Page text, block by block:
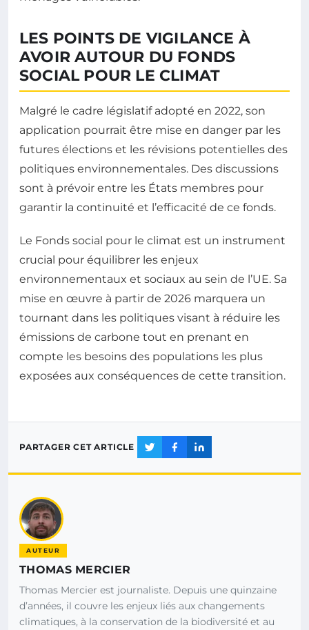
LES POINTS DE VIGILANCE À
AVOIR AUTOUR DU FONDS
SOCIAL POUR LE CLIMAT
Malgré le cadre législatif adopté en 2022, son
application pourrait être mise en danger par les
futures élections et les révisions potentielles des
politiques environnementales. Des discussions
sont à prévoir entre les États membres pour
garantir la continuité et l’efficacité de ce fonds.
Le Fonds social pour le climat est un instrument
crucial pour équilibrer les enjeux
environnementaux et sociaux au sein de l’UE. Sa
mise en œuvre à partir de 2026 marquera un
tournant dans les politiques visant à réduire les
émissions de carbone tout en prenant en
compte les besoins des populations les plus
exposées aux conséquences de cette transition.
PARTAGER CET ARTICLE
AUTEUR
THOMAS MERCIER
Thomas Mercier est journaliste. Depuis une quinzaine
d’années, il couvre les enjeux liés aux changements
climatiques, à la conservation de la biodiversité et au